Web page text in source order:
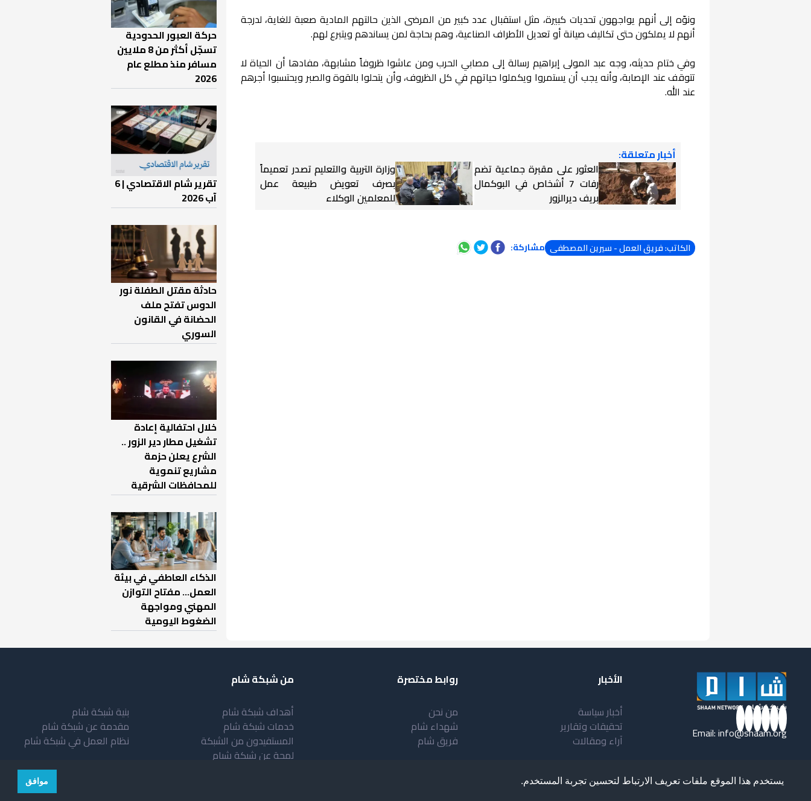
يستخدم هذا الموقع ملفات تعريف الارتباط لتحسين تجربة المستخدم. موافق
ونوّه إلى أنهم يواجهون تحديات كبيرة، مثل استقبال عدد كبير من المرضى الذين حالتهم المادية صعبة للغاية، لدرجة
أنهم لا يملكون حتى تكاليف صيانة أو تعديل الأطراف الصناعية، وهم بحاجة لمن يساندهم ويتبرع لهم.
وفي ختام حديثه، وجه عبد المولى إبراهيم رسالة إلى مصابي الحرب ومن عاشوا ظروفاً مشابهة، مفادها أن الحياة لا
تتوقف عند الإصابة، وأنه يجب أن يستمروا ويكملوا حياتهم في كل الظروف، وأن يتحلوا بالقوة والصبر ويحتسبوا أجرهم
عند الله.
أخبار متعلقة:
العثور على مقبرة جماعية تضم
رفات 7 أشخاص في البوكمال
بريف ديرالزور
وزارة التربية والتعليم تصدر تعميماً
بصرف تعويض طبيعة عمل
للمعلمين الوكلاء
الكاتب: فريق العمل - سيرين المصطفى مشاركة:
حركة العبور الحدودية
تسجّل أكثر من 8 ملايين
مسافر منذ مطلع عام
2026
تقرير شام الاقتصادي | 6
آب 2026
حادثة مقتل الطفلة نور
الدوس تفتح ملف
الحضانة في القانون
السوري
خلال احتفالية إعادة
تشغيل مطار دير الزور ..
الشرع يعلن حزمة
مشاريع تنموية
للمحافظات الشرقية
الذكاء العاطفي في بيئة
العمل… مفتاح التوازن
المهني ومواجهة
الضغوط اليومية
Email:info@shaam.org
الأخبار
أخبار سياسة
تحقيقات وتقارير
آراء ومقالات
روابط مختصرة
من نحن
شهداء شام
فريق شام
من شبكة شام
أهداف شبكة شام
خدمات شبكة شام
المستفيدون من الشبكة
لمحة عن شبكة شبام
بنية شبكة شام
مقدمة عن شبكة شام
نظام العمل في شبكة شام